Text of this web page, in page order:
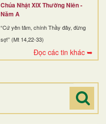
Chúa Nhật XIX Thường Niên -
Năm A
“Cứ yên tâm, chính Thầy đây, đừng
sợ!” (Mt 14,22-33)
Đọc các tin khác ➥